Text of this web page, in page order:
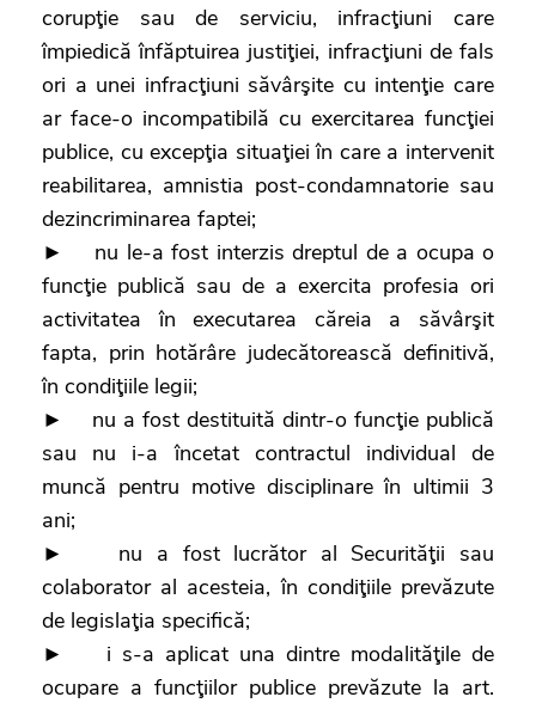
corupţie sau de serviciu, infracţiuni care
împiedică înfăptuirea justiţiei, infracţiuni de fals
ori a unei infracţiuni săvârşite cu intenţie care
ar face-o incompatibilă cu exercitarea funcţiei
publice, cu excepţia situaţiei în care a intervenit
reabilitarea, amnistia post-condamnatorie sau
dezincriminarea faptei;
► nu le-a fost interzis dreptul de a ocupa o
funcţie publică sau de a exercita profesia ori
activitatea în executarea căreia a săvârşit
fapta, prin hotărâre judecătorească definitivă,
în condiţiile legii;
► nu a fost destituită dintr-o funcţie publică
sau nu i-a încetat contractul individual de
muncă pentru motive disciplinare în ultimii 3
ani;
► nu a fost lucrător al Securităţii sau
colaborator al acesteia, în condiţiile prevăzute
de legislaţia specifică;
► i s-a aplicat una dintre modalităţile de
ocupare a funcţiilor publice prevăzute la art.